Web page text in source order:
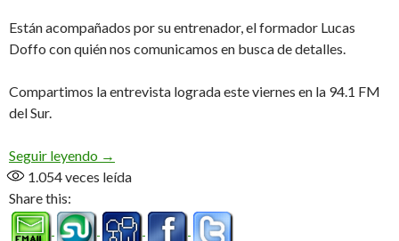
Están acompañados por su entrenador, el formador Lucas
Doffo con quién nos comunicamos en busca de detalles.
Compartimos la entrevista lograda este viernes en la 94.1 FM
del Sur.
Seguir leyendo Fueguinos en el U16 de La Pampa (Audio)
→
1.054veces leída
Share this: